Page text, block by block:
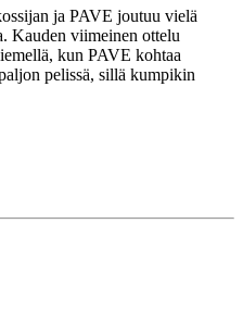
ja PAVE joutuu vielä
Kauden viimeinen ottelu
kun PAVE kohtaa
pelissä, sillä kumpikin